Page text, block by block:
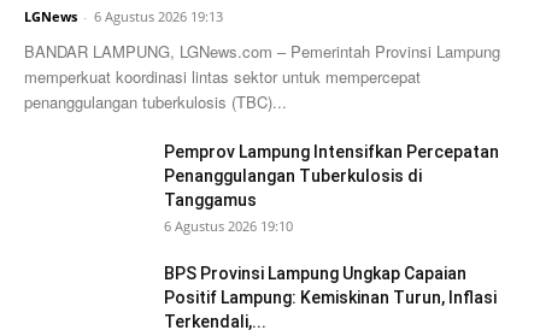
LGNews - 6 Agustus 2026 19:13
BANDAR LAMPUNG, LGNews.com – Pemerintah Provinsi Lampung
memperkuat koordinasi lintas sektor untuk mempercepat
penanggulangan tuberkulosis (TBC)...
Pemprov Lampung Intensifkan Percepatan
Penanggulangan Tuberkulosis di
Tanggamus
6 Agustus 2026 19:10
BPS Provinsi Lampung Ungkap Capaian
Positif Lampung: Kemiskinan Turun, Inflasi
Terkendali,...